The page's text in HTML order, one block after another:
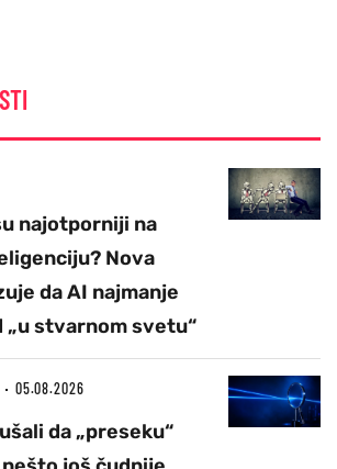
najotporniji na
Nova
da AI najmanje
„u stvarnom svetu“
05.08.2026
da „preseku“